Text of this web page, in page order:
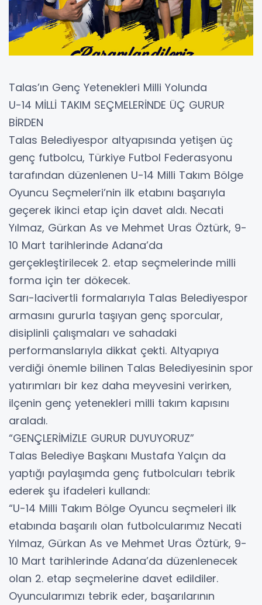
Talas’ın Genç Yetenekleri Milli Yolunda
U-14 MİLLİ TAKIM SEÇMELERİNDE ÜÇ GURUR
BİRDEN
Talas Belediyespor altyapısında yetişen üç
genç futbolcu, Türkiye Futbol Federasyonu
tarafından düzenlenen U-14 Milli Takım Bölge
Oyuncu Seçmeleri’nin ilk etabını başarıyla
geçerek ikinci etap için davet aldı. Necati
Yılmaz, Gürkan As ve Mehmet Uras Öztürk, 9-
10 Mart tarihlerinde Adana’da
gerçekleştirilecek 2. etap seçmelerinde milli
forma için ter dökecek.
Sarı-lacivertli formalarıyla Talas Belediyespor
armasını gururla taşıyan genç sporcular,
disiplinli çalışmaları ve sahadaki
performanslarıyla dikkat çekti. Altyapıya
verdiği önemle bilinen Talas Belediyesinin spor
yatırımları bir kez daha meyvesini verirken,
ilçenin genç yetenekleri milli takım kapısını
araladı.
“GENÇLERİMİZLE GURUR DUYUYORUZ”
Talas Belediye Başkanı Mustafa Yalçın da
yaptığı paylaşımda genç futbolcuları tebrik
ederek şu ifadeleri kullandı:
“U-14 Milli Takım Bölge Oyuncu seçmeleri ilk
etabında başarılı olan futbolcularımız Necati
Yılmaz, Gürkan As ve Mehmet Uras Öztürk, 9-
10 Mart tarihlerinde Adana’da düzenlenecek
olan 2. etap seçmelerine davet edildiler.
Oyuncularımızı tebrik eder, başarılarının